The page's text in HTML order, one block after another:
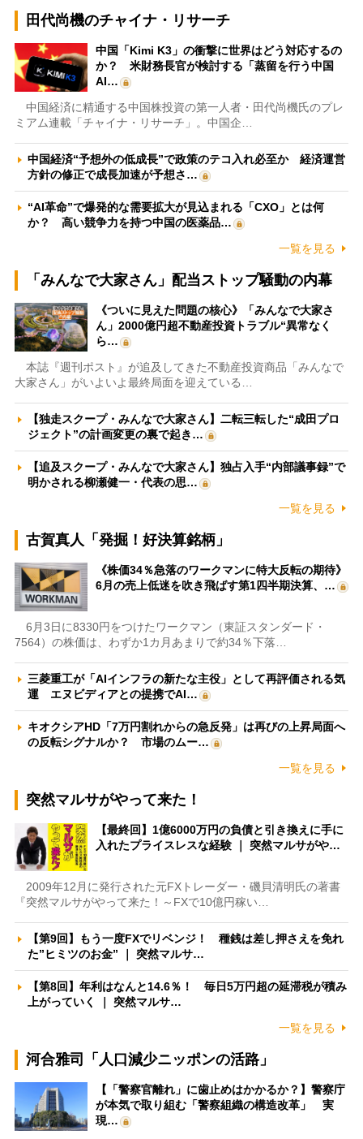
田代尚機のチャイナ・リサーチ
中国「Kimi K3」の衝撃に世界はどう対応するの
か？ 米財務長官が検討する「蒸留を行う中国
AI…
中国経済に精通する中国株投資の第一人者・田代尚機氏のプレ
ミアム連載「チャイナ・リサーチ」。中国企…
中国経済“予想外の低成長”で政策のテコ入れ必至か 経済運営
方針の修正で成長加速が予想さ…
“AI革命”で爆発的な需要拡大が見込まれる「CXO」とは何
か？ 高い競争力を持つ中国の医薬品…
一覧を見る
「みんなで大家さん」配当ストップ騒動の内幕
《ついに見えた問題の核心》「みんなで大家さ
ん」2000億円超不動産投資トラブル“異常なく
ら…
本誌『週刊ポスト』が追及してきた不動産投資商品「みんなで
大家さん」がいよいよ最終局面を迎えている…
【独走スクープ・みんなで大家さん】二転三転した“成田プロ
ジェクト”の計画変更の裏で起き…
【追及スクープ・みんなで大家さん】独占入手“内部議事録”で
明かされる柳瀬健一・代表の思…
一覧を見る
古賀真人「発掘！好決算銘柄」
《株価34％急落のワークマンに特大反転の期待》
6月の売上低迷を吹き飛ばす第1四半期決算、…
6月3日に8330円をつけたワークマン（東証スタンダード・
7564）の株価は、わずか1カ月あまりで約34％下落…
三菱重工が「AIインフラの新たな主役」として再評価される気
運 エヌビディアとの提携でAI…
キオクシアHD「7万円割れからの急反発」は再びの上昇局面へ
の反転シグナルか？ 市場のムー…
一覧を見る
突然マルサがやって来た！
【最終回】1億6000万円の負債と引き換えに手に
入れたプライスレスな経験 ｜ 突然マルサがや…
2009年12月に発行された元FXトレーダー・磯貝清明氏の著書
『突然マルサがやって来た！～FXで10億円稼い…
【第9回】もう一度FXでリベンジ！ 種銭は差し押さえを免れ
た”ヒミツのお金” ｜ 突然マルサ…
【第8回】年利はなんと14.6％！ 毎日5万円超の延滞税が積み
上がっていく ｜ 突然マルサ…
一覧を見る
河合雅司「人口減少ニッポンの活路」
【「警察官離れ」に歯止めはかかるか？】警察庁
が本気で取り組む「警察組織の構造改革」 実
現…